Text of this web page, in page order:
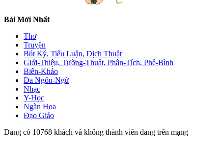
Bài Mới Nhất
Thơ
Truyện
Bút Ký, Tiểu Luận, Dịch Thuật
Giới-Thiệu, Tường-Thuật, Phân-Tích, Phê-Bình
Biên-Khảo
Đa Ngôn-Ngữ
Nhạc
Y-Học
Ngàn Hoa
Đạo Giáo
Đang có 10768 khách và không thành viên đang trên mạng